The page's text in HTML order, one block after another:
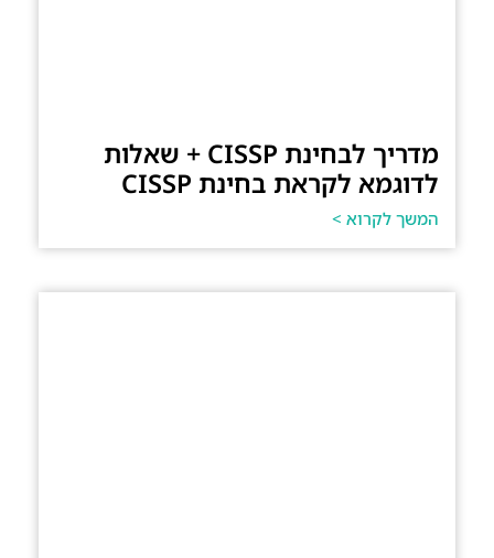
מדריך לבחינת CISSP + שאלות
לדוגמא לקראת בחינת CISSP
המשך לקרוא >